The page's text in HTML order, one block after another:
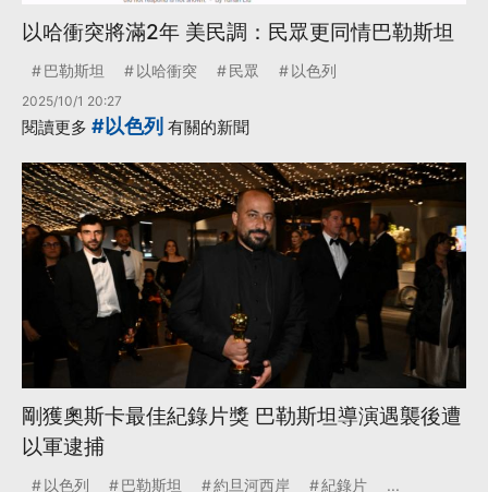
以哈衝突將滿2年 美民調：民眾更同情巴勒斯坦
巴勒斯坦 以哈衝突 民眾 以色列
2025/10/1 20:27
閱讀更多 #以色列 有關的新聞
剛獲奧斯卡最佳紀錄片獎 巴勒斯坦導演遇襲後遭
以軍逮捕
以色列 巴勒斯坦 約旦河西岸 紀錄片 ...